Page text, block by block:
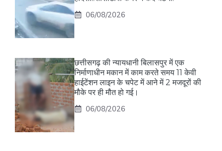
06/08/2026
छत्तीसगढ़ की न्यायधानी बिलासपुर में एक
निर्माणाधीन मकान में काम करते समय 11 केवी
हाईटेंशन लाइन के चपेट में आने में 2 मजदूरों की
मौके पर ही मौत हो गई।
06/08/2026